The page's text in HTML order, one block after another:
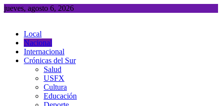
Saltar
jueves, agosto 6, 2026
Local
Nacional
Internacional
Crónicas del Sur
Salud
USFX
Cultura
Educación